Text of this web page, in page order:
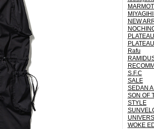
NEW
Rafu
S.F.C
SALE
SEDAN
SON OF
STYLE
WOKE